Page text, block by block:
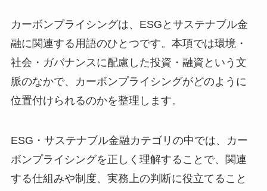
カーボンプライシングは、ESGとサステナブル金
融に関連する用語のひとつです。本項では環境・
社会・ガバナンスに配慮した投資・融資という文
脈のなかで、カーボンプライシングがどのように
位置付けられるのかを整理します。
ESG・サステナブル金融カテゴリの中では、カー
ボンプライシングを正しく理解することで、関連
する仕組みや制度、実務上の判断に役立てること